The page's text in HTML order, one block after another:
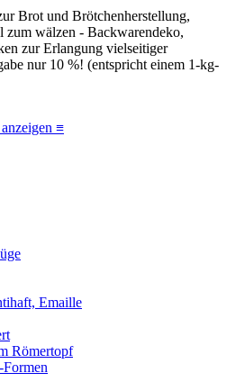
Brot und Brötchenherstellung,
zum wälzen - Backwarendeko,
zur Erlangung vielseitiger
nur 10 %! (entspricht einem 1-kg-
≡
Emaille
Römertopf